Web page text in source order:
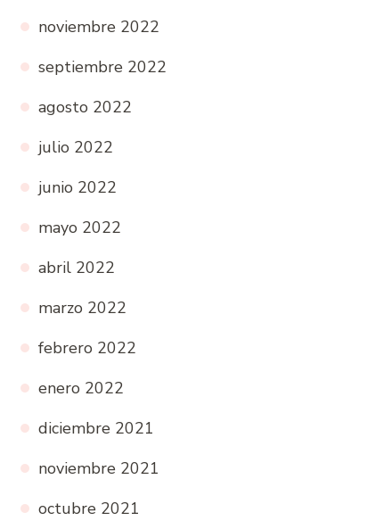
noviembre 2022
septiembre 2022
agosto 2022
julio 2022
junio 2022
mayo 2022
abril 2022
marzo 2022
febrero 2022
enero 2022
diciembre 2021
noviembre 2021
octubre 2021